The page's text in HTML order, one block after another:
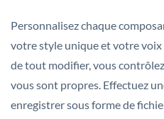
Personnalisez chaque
votre style unique et votre
de tout modifier, vous
vous sont propres. Effectuez
enregistrer sous forme de